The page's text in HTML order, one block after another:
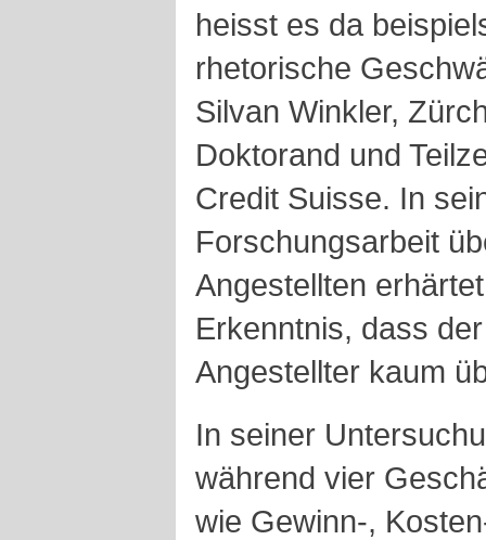
heisst es da
rhetorische
Silvan Winkler,
Doktorand und
Credit Suisse. In
Forschungsarbeit
Angestellten
Erkenntnis, dass
Angestellter kaum
In seiner
während vier
wie Gewinn-,